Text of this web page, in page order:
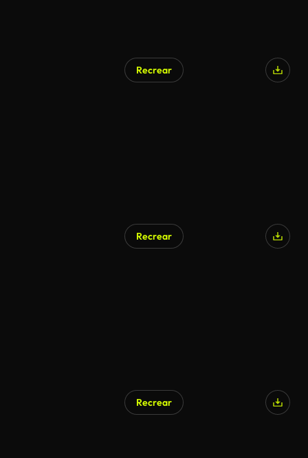
Recrear
Recrear
Recrear